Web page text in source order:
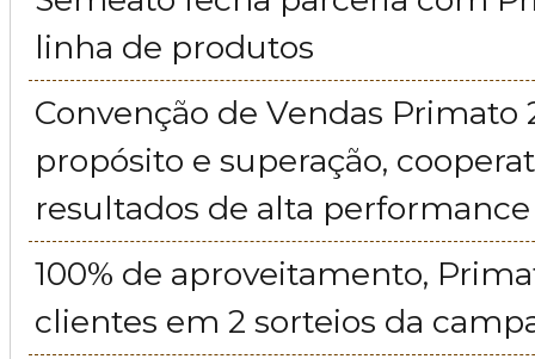
linha de produtos
Convenção de Vendas Primato
propósito e superação,
resultados de alta performance
100% de aproveitamento,
clientes em 2 sorteios da